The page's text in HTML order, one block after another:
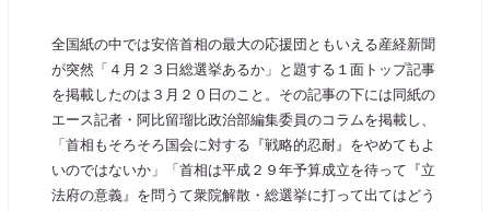
全国紙の中では安倍首相の最大の応援団ともいえる産経新聞
が突然「４月２３日総選挙あるか」と題する１面トップ記事
を掲載したのは３月２０日のこと。その記事の下には同紙の
エース記者・阿比留瑠比政治部編集委員のコラムを掲載し、
「首相もそろそろ国会に対する『戦略的忍耐』をやめてもよ
いのではないか」「首相は平成２９年予算成立を待って『立
法府の意義』を問うて衆院解散・総選挙に打って出てはどう